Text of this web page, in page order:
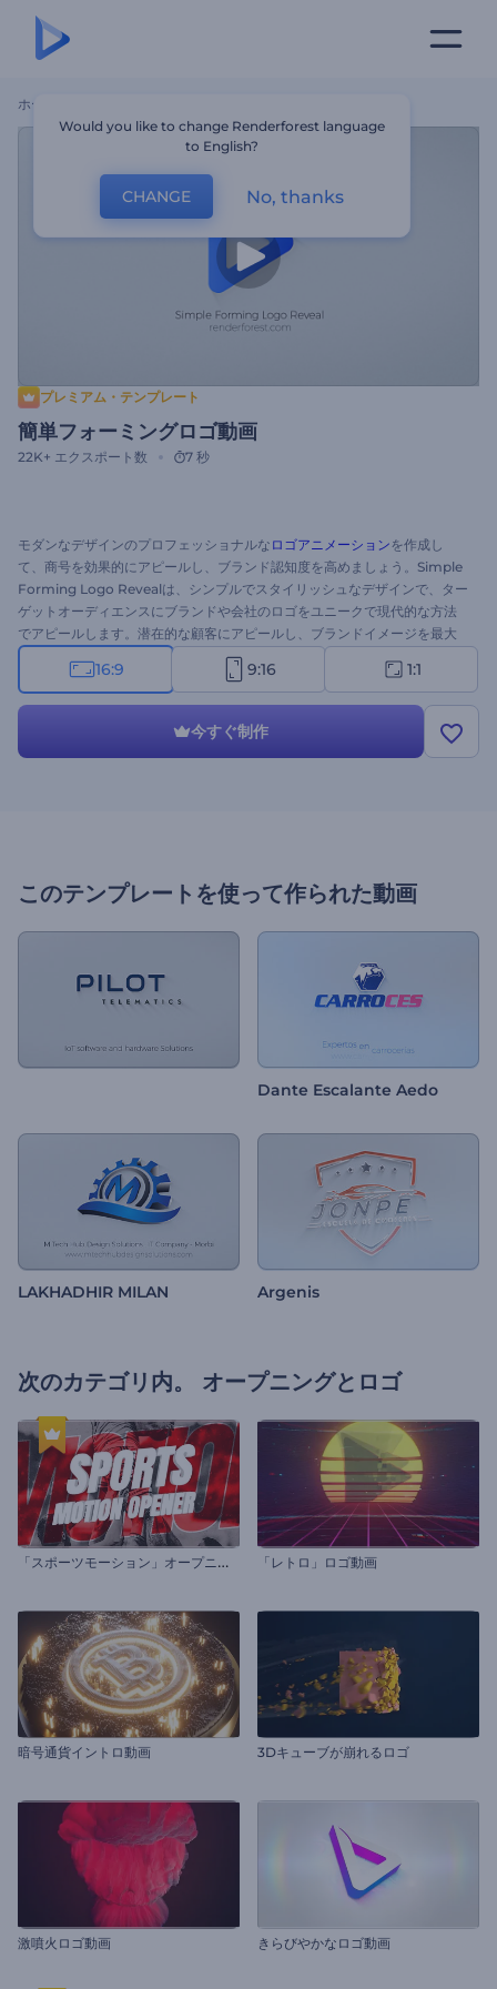
ホーム
プレミアム・テンプレート
簡単フォーミングロゴ動画
22K+ エクスポート数 7 秒
モダンなデザインのプロフェッショナルな ロゴアニメーションを作成し
て、商号を効果的にアピールし、ブランド認知度を高めましょう。Simple
Forming Logo Revealは、シンプルでスタイリッシュなデザインで、ター
ゲットオーディエンスにブランドや会社のロゴをユニークで現代的な方法
でアピールします。潜在的な顧客にアピールし、ブランドイメージを最大
限に高めるために必要なのはこれだけです。ロゴをアップロードし、キャ
ッチフレーズを入力するだけで、わずか数分でプロ仕様のアニメーション
製品のプレゼンテーション、テレビコマーシャルなど、様々なクリエイテ
ィブプロジェクトに最適です。今すぐお試しください！
16:9 9:16 1:1
今すぐ制作
このテンプレートを使って作られた動画
Dante Escalante Aedo
LAKHADHIR MILAN Argenis
次のカテゴリ内。 オープニングとロゴ
「
スポーツモーション」オープニング 「レトロ」ロゴ動画
暗号通貨イントロ動画 3Dキューブが崩れるロゴ
激噴火ロゴ動画 きらびやかなロゴ動画
Would you like to change Renderforest language
to English?
CHANGE No, thanks